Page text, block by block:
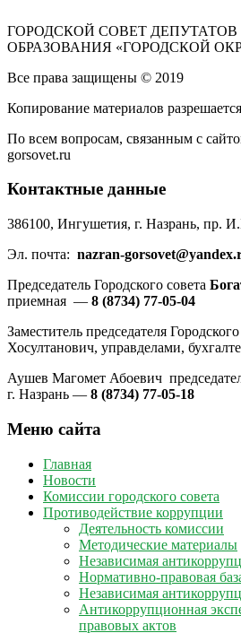
ГОРОДСКОЙ СОВЕТ
ОБРАЗОВАНИЯ «ГОРОДСКОЙ
Все права защищены © 2019
Копирование материалов
По всем вопросам, связанным с
gorsovet.ru
Контактные данные
386100, Ингушетия, г. Назрань, пр.
Эл. почта: nazran-
Председатель Городского совета
приемная — 8 (8734) 77-05-04
Заместитель председателя
Хосултанович, управделами,
Аушев Магомет Абоевич
г. Назрань — 8 (8734) 77-05-18
Меню сайта
Главная
Новости
Комиссии городского совета
Противодействие коррупции
Деятельность комиссии
Методические материалы
Независимая
Нормативно-правовая
Независимая
Антикоррупционная
правовых актов